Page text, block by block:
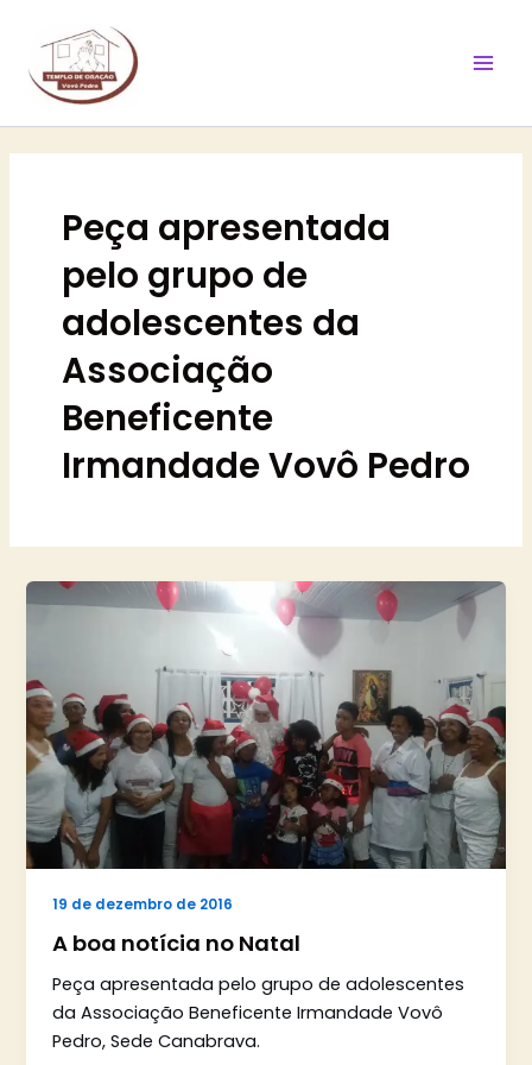
conteúdo
Peça apresentada
pelo grupo de
adolescentes da
Associação
Beneficente
Irmandade Vovô Pedro
19 de dezembro de 2016
A boa notícia no Natal
Peça apresentada pelo grupo de adolescentes
da Associação Beneficente Irmandade Vovô
Pedro, Sede Canabrava.